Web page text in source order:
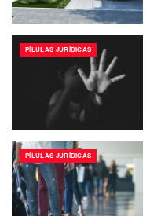
PÍLULAS JURÍDICAS
PÍLULAS JURÍDICAS